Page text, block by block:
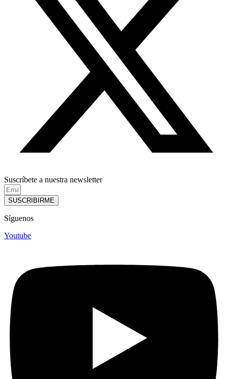
Suscríbete a nuestra newsletter
SUSCRIBIRME
Síguenos
Youtube